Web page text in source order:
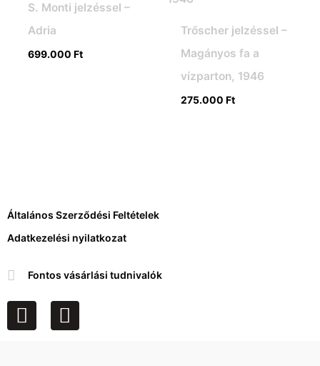
S. Monti jelzéssel –
Adria
699.000 Ft
Trőscher jelzéssel –
Magányos fa a
vízparton, 1946
275.000 Ft
Általános Szerződési Feltételek
Adatkezelési nyilatkozat
Fontos vásárlási tudnivalók
F
a
I
n